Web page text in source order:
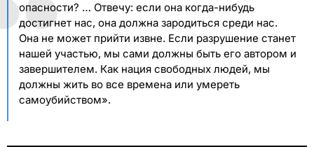
опасности? … Отвечу: если она когда-нибудь
достигнет нас, она должна зародиться среди нас.
Она не может прийти извне. Если разрушение станет
нашей участью, мы сами должны быть его автором и
завершителем. Как нация свободных людей, мы
должны жить во все времена или умереть
самоубийством».